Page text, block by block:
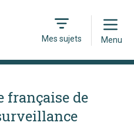
Mes sujets
Open
Menu
française de